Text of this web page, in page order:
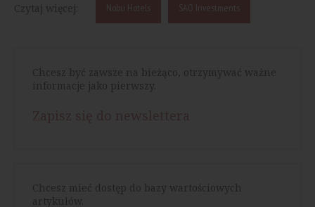
Czytaj więcej: Nobu Hotels SAO Investments
Chcesz być zawsze na bieżąco, otrzymywać ważne
informacje jako pierwszy.
Chcesz mieć dostęp do bazy wartościowych
artykułów.